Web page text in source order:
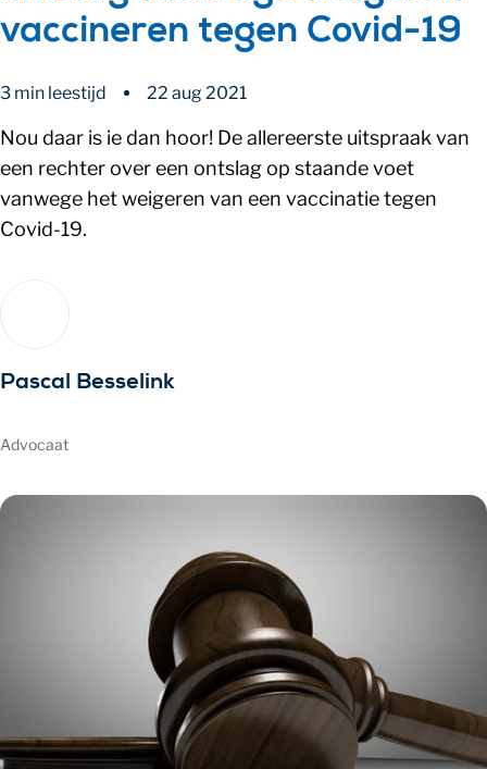
vaccineren tegen Covid-19
3 min leestijd 22 aug 2021
Nou daar is ie dan hoor! De allereerste uitspraak van
een rechter over een ontslag op staande voet
vanwege het weigeren van een vaccinatie tegen
Covid-19.
Pascal Besselink
Advocaat